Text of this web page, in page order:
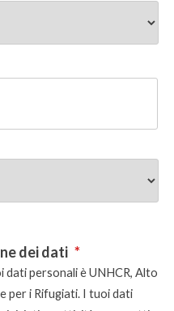
dei dati *
personali è UNHCR, Alto
per i Rifugiati. I tuoi dati